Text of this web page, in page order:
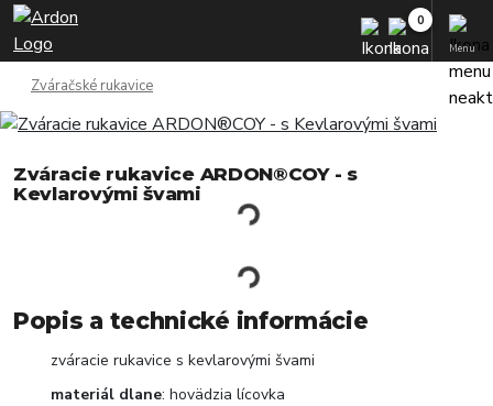
Menu
Zváračské rukavice
Zváracie rukavice ARDON®COY - s
Kevlarovými švami
Popis a technické informácie
zváracie rukavice s kevlarovými švami
materiál dlane: hovädzia lícovka